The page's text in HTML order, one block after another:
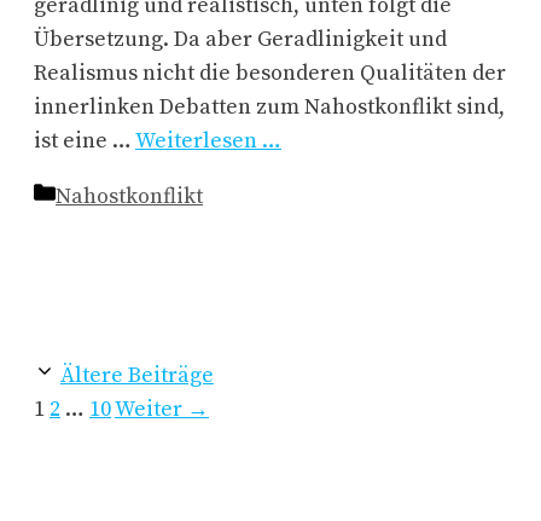
Übersetzung. Da aber Geradlinigkeit und
Realismus nicht die besonderen Qualitäten der
innerlinken Debatten zum Nahostkonflikt sind,
ist eine … Weiterlesen …
Kategorien
Nahostkonflikt
Ältere Beiträge
Seite
1 Seite
2 … Seite
10Weiter →